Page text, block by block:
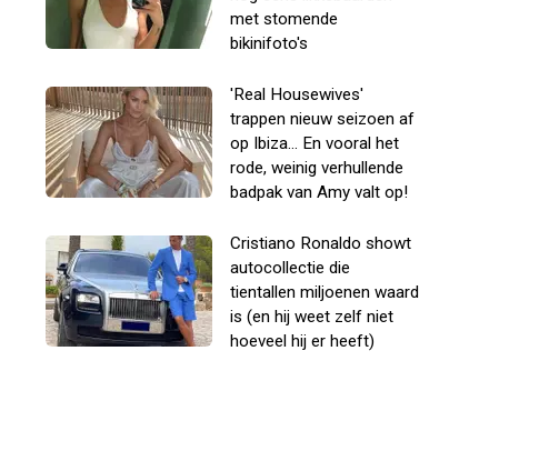
met stomende
bikinifoto's
'Real Housewives'
trappen nieuw seizoen af
op Ibiza... En vooral het
rode, weinig verhullende
badpak van Amy valt op!
Cristiano Ronaldo showt
autocollectie die
tientallen miljoenen waard
is (en hij weet zelf niet
hoeveel hij er heeft)